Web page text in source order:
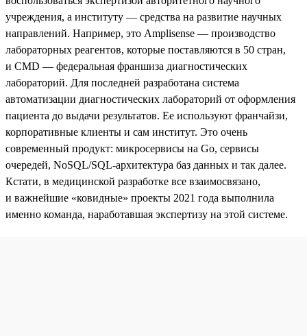
учреждения, а институту — средства на развитие научных
направлений. Например, это Amplisense — производство
лабораторных реагентов, которые поставляются в 50 стран,
и CMD — федеральная франшиза диагностических
лабораторий. Для последней разработана система
автоматизации диагностических лабораторий от оформления
пациента до выдачи результатов. Ее используют франчайзи,
корпоративные клиенты и сам институт. Это очень
современный продукт: микросервисы на Go, сервисы
очередей, NoSQL/SQL-архитектура баз данных и так далее.
Кстати, в медицинской разработке все взаимосвязано,
и важнейшие «ковидные» проекты 2021 года выполнила
именно команда, наработавшая экспертизу на этой системе.